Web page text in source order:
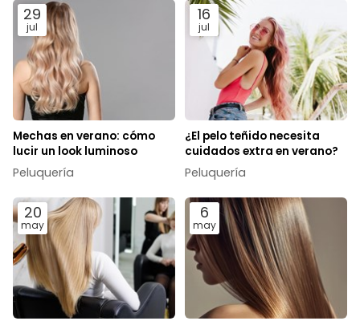
29
jul
Mechas en verano: cómo
lucir un look luminoso
Peluquería
16
jul
¿El pelo teñido necesita
cuidados extra en verano?
Peluquería
20
may
6
may